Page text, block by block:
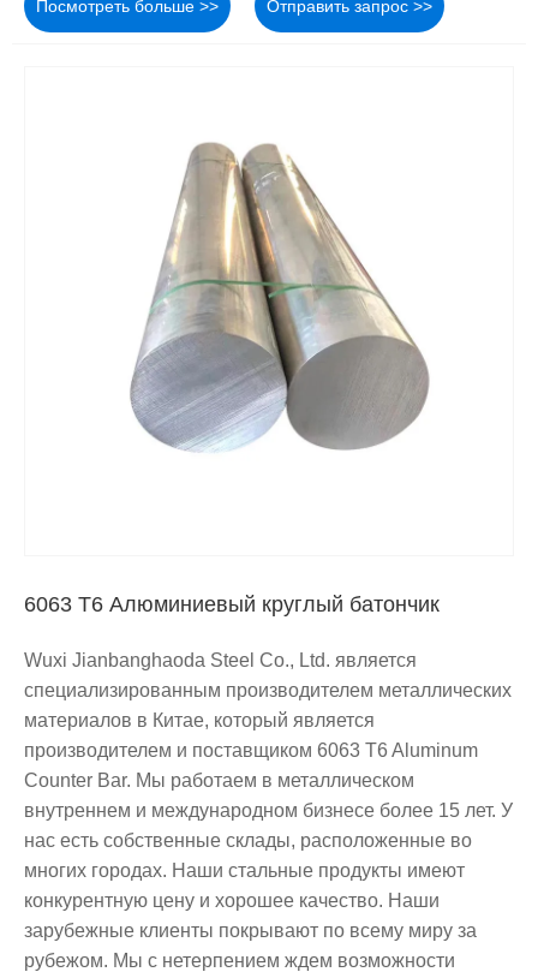
Посмотреть больше >> Отправить запрос >>
6063 T6 Алюминиевый круглый батончик
Wuxi Jianbanghaoda Steel Co., Ltd. является
специализированным производителем металлических
материалов в Китае, который является
производителем и поставщиком 6063 T6 Aluminum
Counter Bar. Мы работаем в металлическом
внутреннем и международном бизнесе более 15 лет. У
нас есть собственные склады, расположенные во
многих городах. Наши стальные продукты имеют
конкурентную цену и хорошее качество. Наши
зарубежные клиенты покрывают по всему миру за
рубежом. Мы с нетерпением ждем возможности